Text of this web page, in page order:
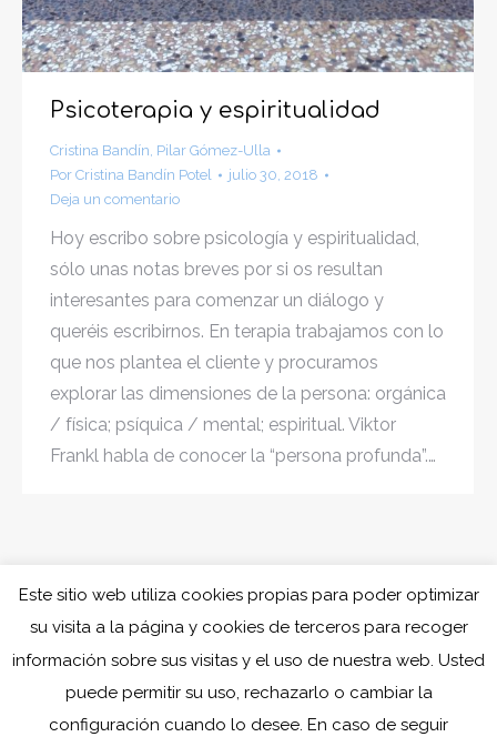
Psicoterapia y espiritualidad
Cristina Bandín, Pilar Gómez-Ulla
Por Cristina Bandín Potel
julio 30, 2018
Deja un comentario
Hoy escribo sobre psicología y espiritualidad,
sólo unas notas breves por si os resultan
interesantes para comenzar un diálogo y
queréis escribirnos. En terapia trabajamos con lo
que nos plantea el cliente y procuramos
explorar las dimensiones de la persona: orgánica
/ física; psíquica / mental; espiritual. Viktor
Frankl habla de conocer la “persona profunda”.…
Este sitio web utiliza cookies propias para poder optimizar
su visita a la página y cookies de terceros para recoger
información sobre sus visitas y el uso de nuestra web. Usted
puede permitir su uso, rechazarlo o cambiar la
configuración cuando lo desee. En caso de seguir